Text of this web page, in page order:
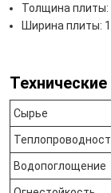
Толщина
Ширина плиты:
Сырье
Водопоглощение